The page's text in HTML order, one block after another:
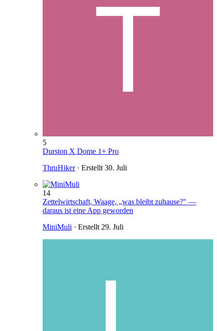
5
Durston X Dome 1+ Pro
ThruHiker· Erstellt 30. Juli
14
Zettelwirtschaft, Waage, „was bleibt zuhause?" —
daraus ist eine App geworden
MiniMuli · Erstellt 29. Juli